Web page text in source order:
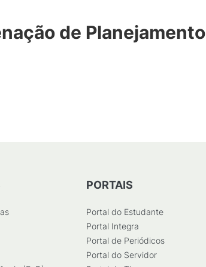
de Planejamento
PORTAIS
Portal do Estudante
Portal Integra
Portal de Periódicos
Portal do Servidor